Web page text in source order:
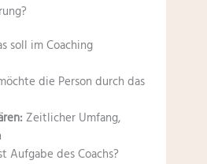
soll im Coaching
die Person durch das
Zeitlicher Umfang,
Aufgabe des Coachs?